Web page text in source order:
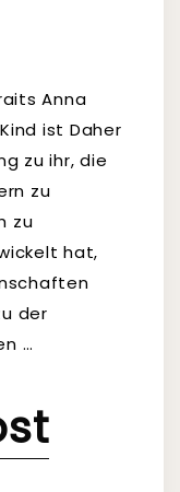
Anna
ist Daher
zu ihr, die
zu
zu
hat,
der
…